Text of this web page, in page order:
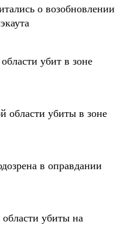
о возобновлении
убит в зоне
области убиты в зоне
в оправдании
убиты на